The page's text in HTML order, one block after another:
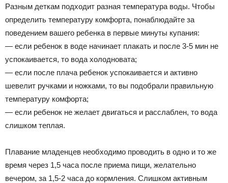
Разным деткам подходит разная температура воды. Чтобы
определить температуру комфорта, понаблюдайте за
поведением вашего ребенка в первые минуты купания:
— если ребенок в воде начинает плакать и после 3-5 мин не
успокаивается, то вода холодновата;
— если после плача ребенок успокаивается и активно
шевелит ручками и ножками, то вы подобрали правильную
температуру комфорта;
— если ребенок не желает двигаться и расслаблен, то вода
слишком теплая.
Плавание младенцев необходимо проводить в одно и то же
время через 1,5 часа после приема пищи, желательно
вечером, за 1,5-2 часа до кормления. Слишком активным